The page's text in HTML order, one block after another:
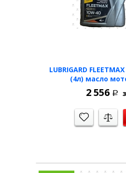
LUBRIGARD
(4л) масло
2 556 Р